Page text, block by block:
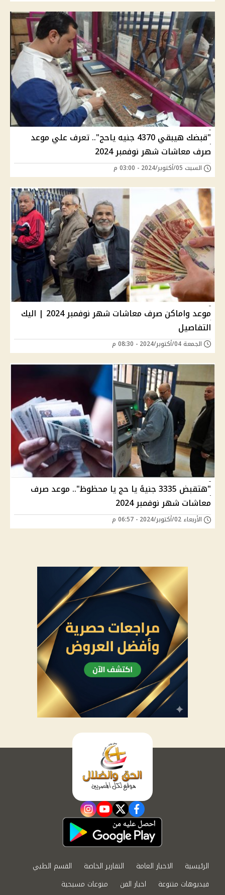
"قبضك هيبقي 4370 جنيه ياحج".. تعرف علي موعد
صرف معاشات شهر نوفمبر 2024
السبت 05/أكتوبر/2024 - 03:00 م
موعد واماكن صرف معاشات شهر نوفمبر 2024 | اليك
التفاصيل
الجمعة 04/أكتوبر/2024 - 08:30 م
"هتقبض 3335 جنيهً يا حج يا محظوظ".. موعد صرف
معاشات شهر نوفمبر 2024
الأربعاء 02/أكتوبر/2024 - 06:57 م
facebook
twitter
youtube
instagram
الرئيسية الاخبار العامة التقارير الخاصة
القسم الطبي
فيديوهات متنوعة
اخبار الفن منوعات مسيحية